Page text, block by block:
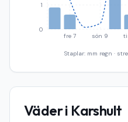
fre 7 sön 9
0
1
Staplar: mm regn ·
Väder i Karshult